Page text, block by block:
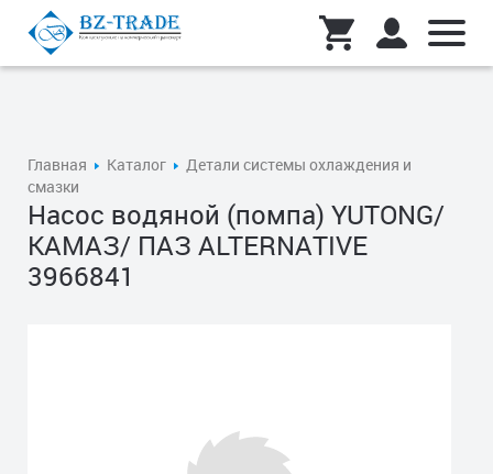
Главная Каталог
Детали системы охлаждения и
смазки
Насос водяной (помпа) YUTONG/
КАМАЗ/ ПАЗ ALTERNATIVE
3966841